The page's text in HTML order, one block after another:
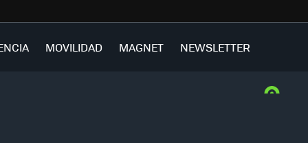
MOVILIDAD MAGNET NEWSLETTER